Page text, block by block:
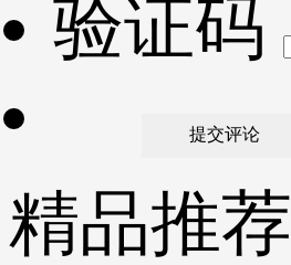
验证码
精品推荐